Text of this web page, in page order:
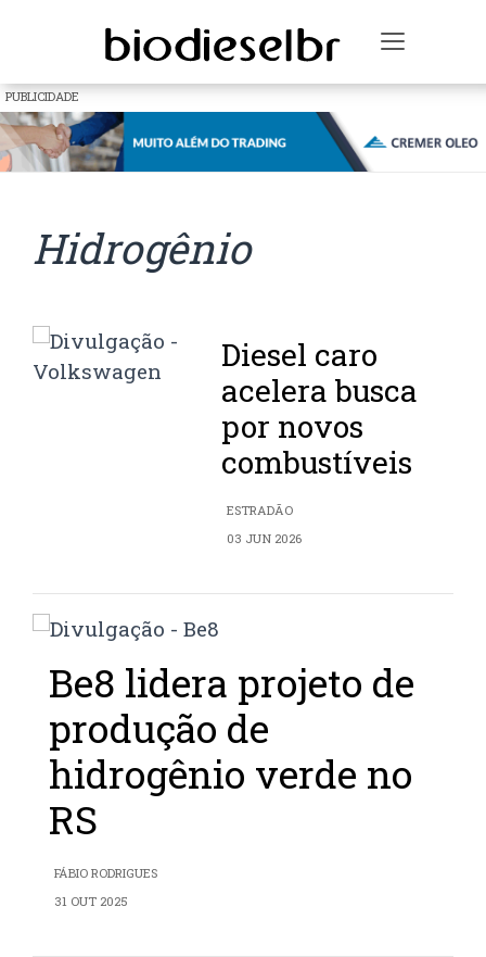
Toggle
PUBLICIDADE
Hidrogênio
Diesel caro
acelera busca
por novos
combustíveis
ESTRADÃO
03 JUN 2026
Be8 lidera projeto de
produção de
hidrogênio verde no
RS
FÁBIO RODRIGUES
31 OUT 2025